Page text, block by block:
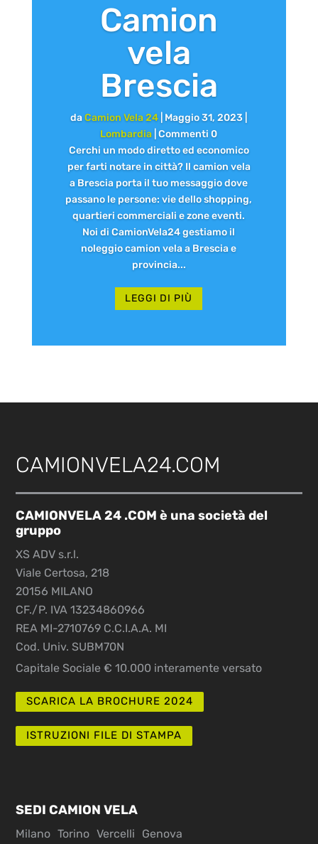
Camion
vela
Brescia
daCamion Vela 24 Maggio 31, 2023
Lombardia | Commenti 0
Cerchi un modo diretto ed economico
per farti notare in città? Il camion vela
a Brescia porta il tuo messaggio dove
passano le persone: vie dello shopping,
quartieri commerciali e zone eventi.
Noi di CamionVela24 gestiamo il
noleggio camion vela a Brescia e
provincia...
LEGGI DI PIÙ
CAMIONVELA24.COM
CAMIONVELA 24 .COM è una società del
gruppo
XS ADV s.r.l.
Viale Certosa, 218
20156 MILANO
CF./P. IVA 13234860966
REA MI-2710769 C.C.I.A.A. MI
Cod. Univ. SUBM70N
Capitale Sociale € 10.000 interamente versato
SCARICA LA BROCHURE 2024
ISTRUZIONI FILE DI STAMPA
SEDI CAMION VELA
Milano Torino Vercelli Genova